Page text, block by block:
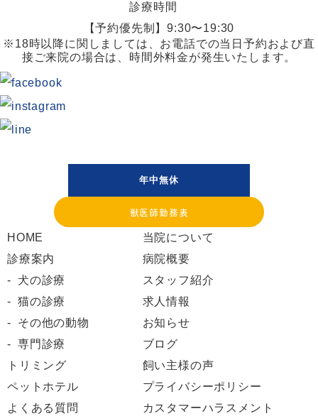
診療時間
【予約優先制】9:30〜19:30
※18時以降に関しましては、お電話での当日予約および直
接ご来院の場合は、時間外料金が発生いたします。
年中無休
獣医師勤務表
HOME
診療案内
犬の診療
猫の診療
その他の動物
専門診療
トリミング
ペットホテル
よくある質問
当院について
病院概要
スタッフ紹介
求人情報
お知らせ
ブログ
飼い主様の声
プライバシーポリシー
カスタマーハラスメント